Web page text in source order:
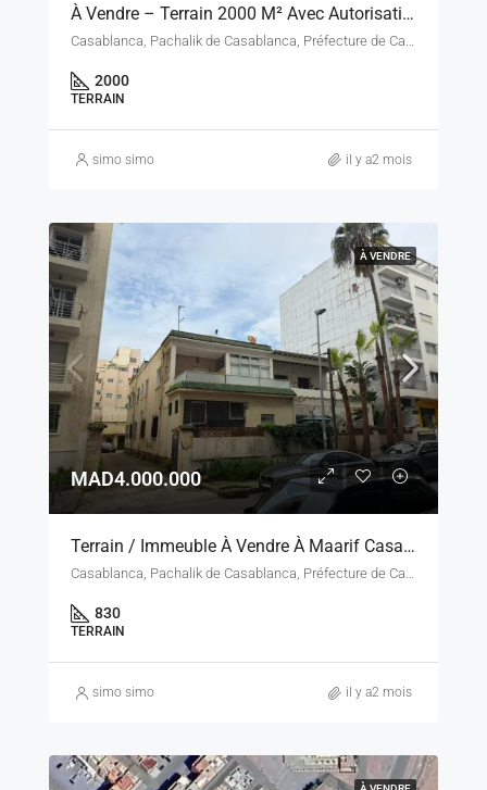
À Vendre – Terrain 2000 M² Avec Autorisation École – Casablanca, Secteur Errahma / Essoukhour Assawda
2000
TERRAIN
simo simo il y a2 mois
À VENDRE
MAD4.000.000
Terrain / Immeuble À Vendre À Maarif Casablanca – 830 M² – Zone B5 R+5
Casablanca, Pachalik de Casablanca, Préfecture de Casablanca, Casablanca-Settat, Maroc
830
TERRAIN
simo simo il y a2 mois